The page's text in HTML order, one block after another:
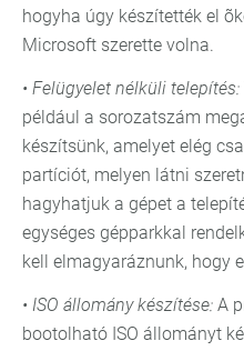
hogyha úgy készítették el
Microsoft szerette volna.
• Felügyelet nélküli telepítés:
például a sorozatszám
készítsünk, amelyet elég
partíciót, melyen látni
hagyhatjuk a gépet a
egységes gépparkkal
kell elmagyaráznunk, hogy
• ISO állomány készítése: A
bootolható ISO állományt